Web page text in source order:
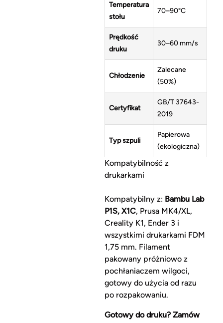
Temperatura
stołu
70–90°C
Prędkość
druku
30–60 mm/s
Chłodzenie
Zalecane
(50%)
Certyfikat
GB/T 37643-
2019
Typ szpuli
Papierowa
(ekologiczna)
Kompatybilność z
drukarkami
Kompatybilny z: Bambu Lab
P1S, X1C, Prusa MK4/XL,
Creality K1, Ender 3 i
wszystkimi drukarkami FDM
1,75 mm. Filament
pakowany próżniowo z
pochłaniaczem wilgoci,
gotowy do użycia od razu
po rozpakowaniu.
Gotowy do druku? Zamów